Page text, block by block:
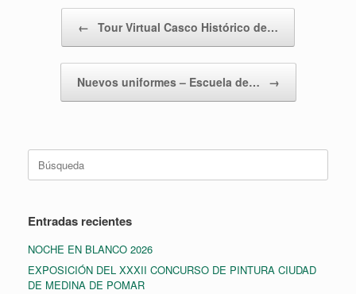
← Tour Virtual Casco Histórico de…
Nuevos uniformes – Escuela de… →
Entradas recientes
NOCHE EN BLANCO 2026
EXPOSICIÓN DEL XXXII CONCURSO DE PINTURA CIUDAD
DE MEDINA DE POMAR